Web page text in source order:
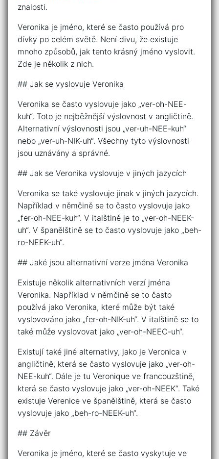
znalosti.
Veronika je jméno, které se často používá pro
dívky po celém světě. Není divu, že existuje
mnoho způsobů, jak tento krásný jméno vyslovit.
Zde je několik z nich.
## Jak se vyslovuje Veronika
Veronika se často vyslovuje jako „ver-oh-NEE-
kuh“. Toto je nejběžnější výslovnost v angličtině.
Alternativní výslovnosti jsou „ver-uh-NEE-kuh“
nebo „ver-uh-NIK-uh“. Všechny tyto výslovnosti
jsou uznávány a správné.
## Jak se Veronika vyslovuje v jiných jazycích
Veronika se také vyslovuje jinak v jiných jazycích.
Například v němčině se to často vyslovuje jako
„fer-oh-NEE-kuh“. V italštině je to „ver-oh-NEEK-
uh“. V španělštině se to často vyslovuje jako „beh-
ro-NEEK-uh“.
## Jaké jsou alternativní verze jména Veronika
Existuje několik alternativních verzí jména
Veronika. Například v němčině se to často
používá jako Veronika, které může být také
vyslovováno jako „fer-oh-NIK-uh“. V italštině se to
také může vyslovovat jako „ver-oh-NEEC-uh“.
Existují také jiné alternativy, jako je Veronica v
angličtině, která se často vyslovuje jako „ver-oh-
NEE-kuh“. Dále je tu Veronique ve francouzštině,
která se často vyslovuje jako „ver-oh-NEEK“. Také
existuje Verenice ve španělštině, která se často
vyslovuje jako „beh-ro-NEEK-uh“.
## Závěr
Veronika je jméno, které se často vyskytuje ve